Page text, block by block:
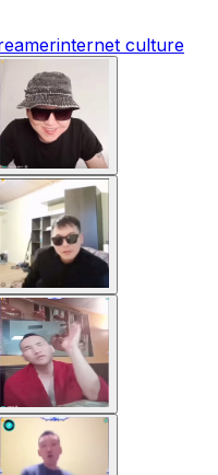
internet culture